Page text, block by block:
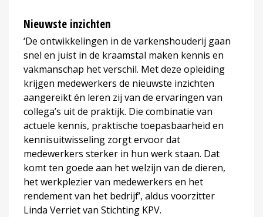
Nieuwste inzichten
‘De ontwikkelingen in de varkenshouderij gaan
snel en juist in de kraamstal maken kennis en
vakmanschap het verschil. Met deze opleiding
krijgen medewerkers de nieuwste inzichten
aangereikt én leren zij van de ervaringen van
collega’s uit de praktijk. Die combinatie van
actuele kennis, praktische toepasbaarheid en
kennisuitwisseling zorgt ervoor dat
medewerkers sterker in hun werk staan. Dat
komt ten goede aan het welzijn van de dieren,
het werkplezier van medewerkers en het
rendement van het bedrijf’, aldus voorzitter
Linda Verriet van Stichting KPV.